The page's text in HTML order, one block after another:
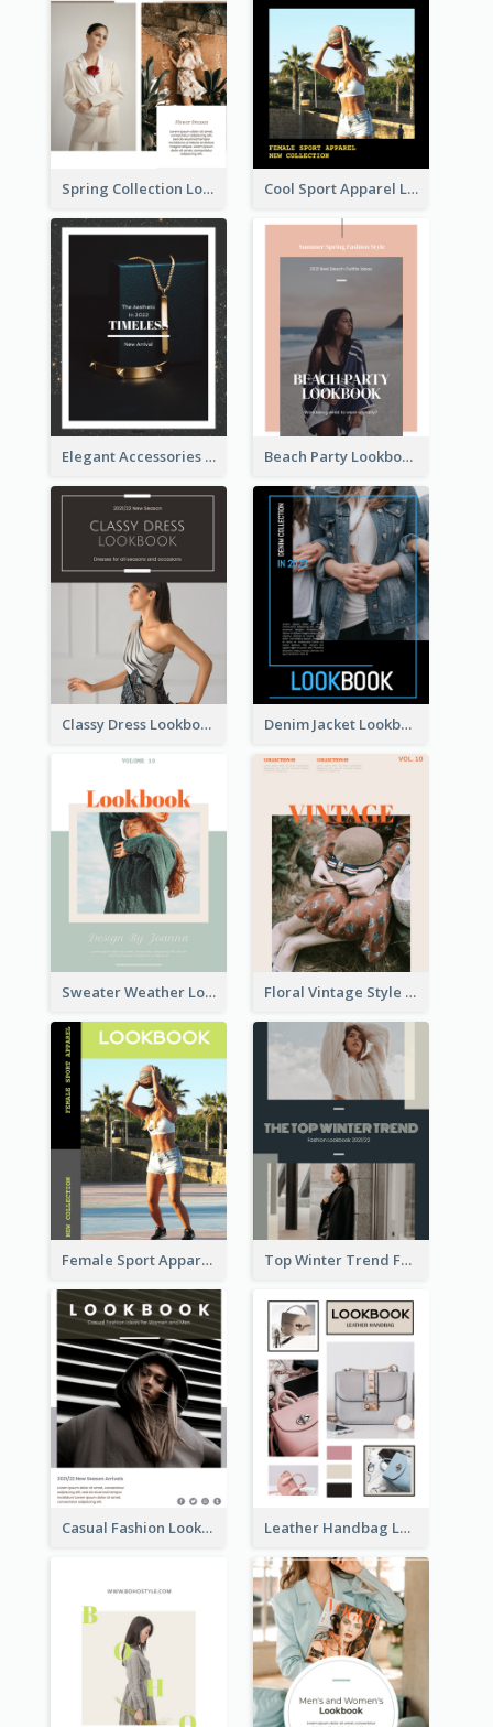
Spring Collection Lookbook Cool Sport Apparel Lookbook
Elegant Accessories Lookbook Beach Party Lookbook
Classy Dress Lookbook Denim Jacket Lookbook
Sweater Weather Lookbook Floral Vintage Style Lookbook
Female Sport Apparel Lookbook Top Winter Trend Fashion Lookbook
Casual Fashion Lookbook Leather Handbag Lookbook